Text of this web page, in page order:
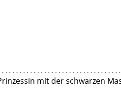
mit der schwarzen